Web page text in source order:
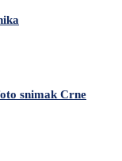
snimak Crne